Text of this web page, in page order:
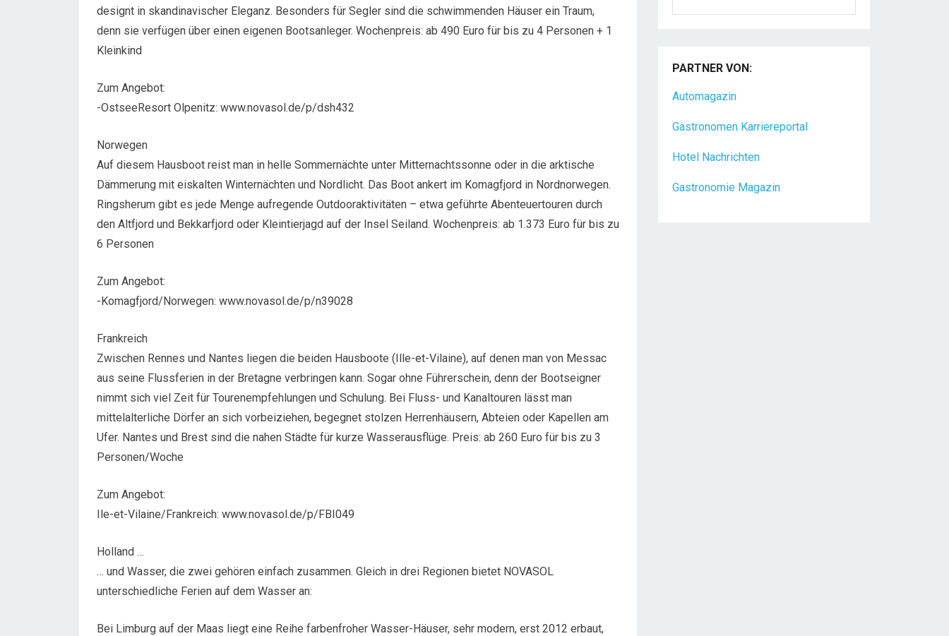
designt in skandinavischer Eleganz. Besonders für Segler sind die schwimmenden Häuser ein Traum,
denn sie verfügen über einen eigenen Bootsanleger. Wochenpreis: ab 490 Euro für bis zu 4 Personen + 1
Kleinkind
Zum Angebot:
-OstseeResort Olpenitz: www.novasol.de/p/dsh432
Norwegen
Auf diesem Hausboot reist man in helle Sommernächte unter Mitternachtssonne oder in die arktische
Dämmerung mit eiskalten Winternächten und Nordlicht. Das Boot ankert im Komagfjord in Nordnorwegen.
Ringsherum gibt es jede Menge aufregende Outdooraktivitäten – etwa geführte Abenteuertouren durch
den Altfjord und Bekkarfjord oder Kleintierjagd auf der Insel Seiland. Wochenpreis: ab 1.373 Euro für bis zu
6 Personen
Zum Angebot:
-Komagfjord/Norwegen: www.novasol.de/p/n39028
Frankreich
Zwischen Rennes und Nantes liegen die beiden Hausboote (Ille-et-Vilaine), auf denen man von Messac
aus seine Flussferien in der Bretagne verbringen kann. Sogar ohne Führerschein, denn der Bootseigner
nimmt sich viel Zeit für Tourenempfehlungen und Schulung. Bei Fluss- und Kanaltouren lässt man
mittelalterliche Dörfer an sich vorbeiziehen, begegnet stolzen Herrenhäusern, Abteien oder Kapellen am
Ufer. Nantes und Brest sind die nahen Städte für kurze Wasserausflüge. Preis: ab 260 Euro für bis zu 3
Personen/Woche
Zum Angebot:
Ile-et-Vilaine/Frankreich: www.novasol.de/p/FBI049
Holland …
… und Wasser, die zwei gehören einfach zusammen. Gleich in drei Regionen bietet NOVASOL
unterschiedliche Ferien auf dem Wasser an:
Bei Limburg auf der Maas liegt eine Reihe farbenfroher Wasser-Häuser, sehr modern, erst 2012 erbaut,
Dein Arbeitsplatz mit
Urlaubsfeeling Chef de Rang
Leidenschaft und liebst[...]
PARTNER VON:
Automagazin
Gastronomen Karriereportal
Hotel Nachrichten
Gastronomie Magazin